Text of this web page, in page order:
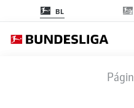
BL
B04